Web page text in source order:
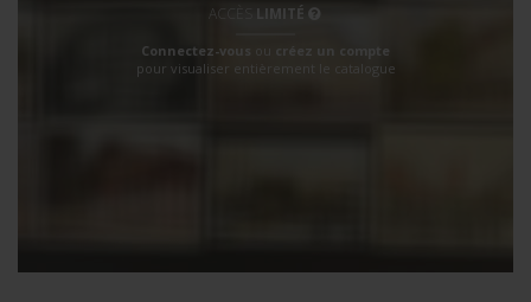
ACCÈS LIMITÉ
Connectez-vous ou créez un compte
pour visualiser entièrement le catalogue